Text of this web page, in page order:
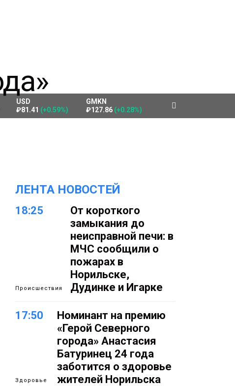
USD
₽81.41 (+0.59%)
GMKN
₽127.86 (+0.28%)
ЛЕНТА НОВОСТЕЙ
18:25
Происшествия
От короткого
замыкания до
неисправной печи: в
МЧС сообщили о
пожарах в
Норильске,
Дудинке и Игарке
17:50
Здоровье
Номинант на премию
«Герой Северного
города» Анастасия
Батуринец 24 года
заботится о здоровье
жителей Норильска